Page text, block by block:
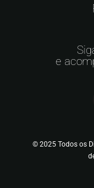
e
© 2025 Todos os